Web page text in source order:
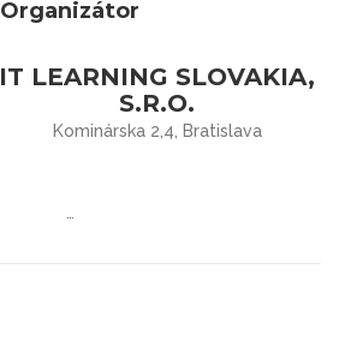
Organizátor
IT LEARNING SLOVAKIA,
S.R.O.
Kominárska 2,4, Bratislava